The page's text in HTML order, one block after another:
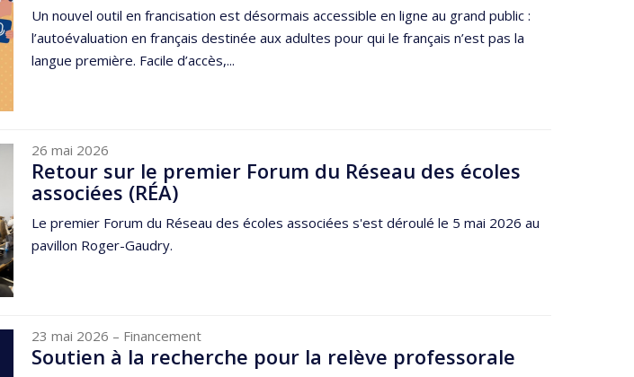
Un nouvel outil en francisation est désormais accessible en ligne au grand public :
l’autoévaluation en français destinée aux adultes pour qui le français n’est pas la
langue première. Facile d’accès,...
26 mai 2026
Retour sur le premier Forum du Réseau des écoles
associées (RÉA)
Le premier Forum du Réseau des écoles associées s'est déroulé le 5 mai 2026 au
pavillon Roger-Gaudry.
23 mai 2026 – Financement
Soutien à la recherche pour la relève professorale